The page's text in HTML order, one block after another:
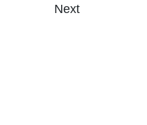
Next